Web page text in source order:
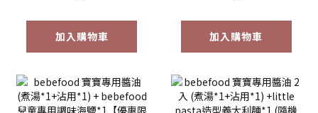
加入購物車 加入購物車